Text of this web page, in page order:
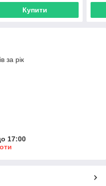
Купити
за рік
17:00